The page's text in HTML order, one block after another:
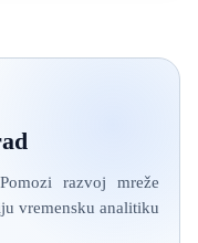
razvoj mreže
vremensku analitiku